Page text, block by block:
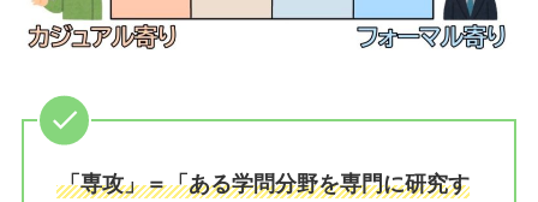
「専攻」＝「ある学問分野を専門に研究す